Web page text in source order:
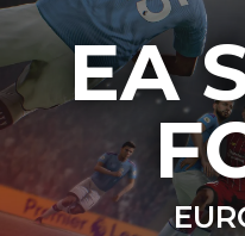
EA